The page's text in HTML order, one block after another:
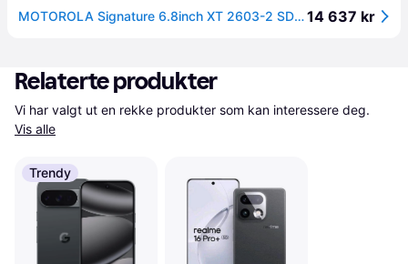
MOTOROLA Signature 6.8inch XT 2603-2 SD8G5 16GB 512GB 5G DS IP68 IP69 5200mAh 90w Carbon Black (PBAB0002SE)14 637 kr
Relaterte produkter
Vis alle
Trendy